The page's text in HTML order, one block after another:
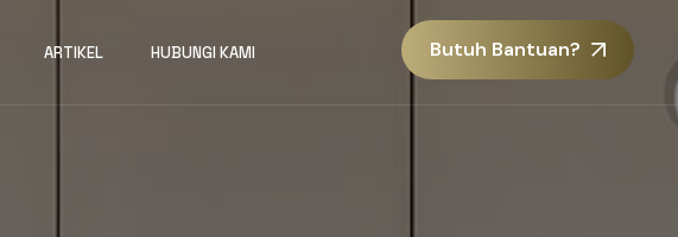
ARTIKEL HUBUNGI KAMI Butuh Bantuan?